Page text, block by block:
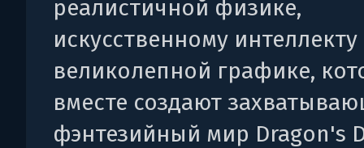
реалистичной физике,
искусственному
великолепной графике,
вместе создают
фэнтезийный мир Dragon's